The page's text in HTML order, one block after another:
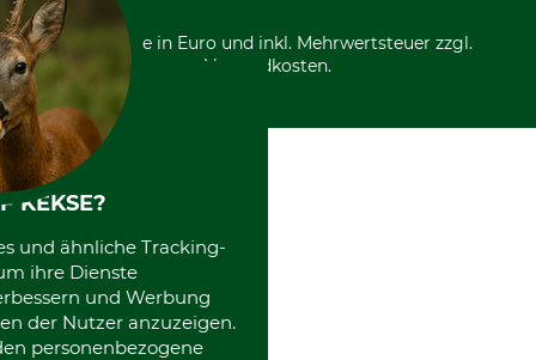
Entsorgung und Umwelt
Datenschutz Print
Über uns
Community
International
Kooperationen
Alle Preise in Euro und inkl. Mehrwertsteuer zzgl.
Versandkosten.
KEKSE?
und ähnliche Tracking-
ihre Dienste
und Werbung
der Nutzer anzuzeigen.
personenbezogene